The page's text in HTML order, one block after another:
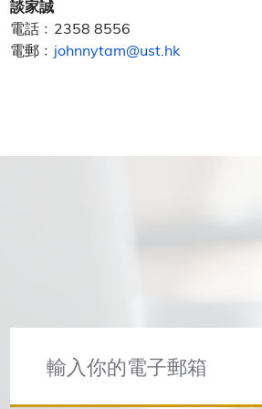
談家誠
電話﹕2358 8556
電郵﹕ johnnytam@ust.hk